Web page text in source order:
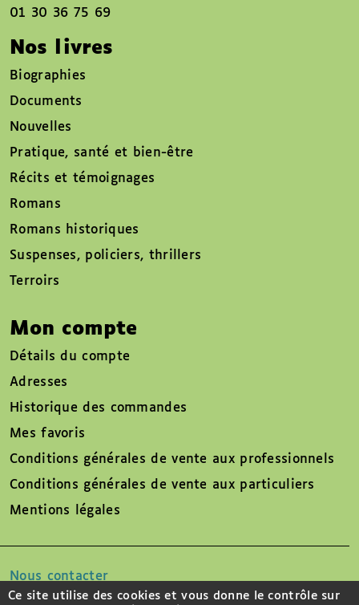
01 30 36 75 69
Nos livres
Biographies
Documents
Nouvelles
Pratique, santé et bien-être
Récits et témoignages
Romans
Romans historiques
Suspenses, policiers, thrillers
Terroirs
Mon compte
Détails du compte
Adresses
Historique des commandes
Mes favoris
Conditions générales de vente aux professionnels
Conditions générales de vente aux particuliers
Mentions légales
Nous contacter
Ce site utilise des cookies et vous donne le contrôle sur